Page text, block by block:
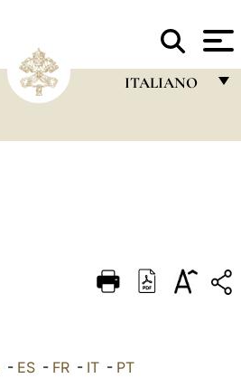
ITALIANO
DEUTSCH
العربيّة - ES - FR - IT - PT